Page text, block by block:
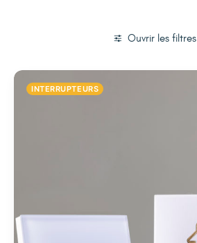
Ouvrir les filtres
INTERRUPTEURS